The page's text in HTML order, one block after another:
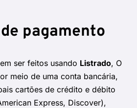
pagamento
ser feitos usando Listrado, O
meio de uma conta bancária,
cartões de crédito e débito
Express, Discover),